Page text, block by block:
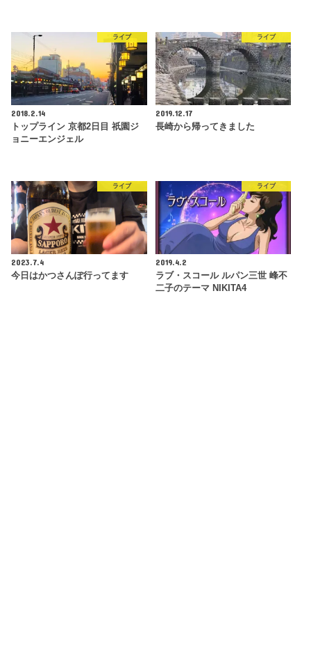
ライブ
2018.2.14
トップライン 京都2日目 祇園ジ
ョニーエンジェル
ライブ
2019.12.17
長崎から帰ってきました
ライブ
2023.7.4
今日はかつさんぽ行ってます
ライブ
2019.4.2
ラブ・スコール ルパン三世 峰不
二子のテーマ NIKITA4